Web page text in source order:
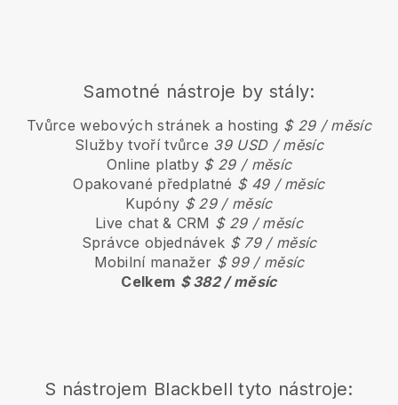
Samotné nástroje by stály:
Tvůrce webových stránek a hosting $ 29 / měsíc
Služby tvoří tvůrce 39 USD / měsíc
Online platby $ 29 / měsíc
Opakované předplatné $ 49 / měsíc
Kupóny $ 29 / měsíc
Live chat & CRM $ 29 / měsíc
Správce objednávek $ 79 / měsíc
Mobilní manažer $ 99 / měsíc
Celkem $ 382 / měsíc
S nástrojem Blackbell tyto nástroje: